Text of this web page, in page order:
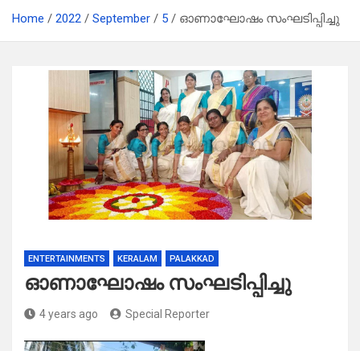
Home 2022 September 5 ഓണാഘോഷം സംഘടിപ്പിച്ചു
ENTERTAINMENTS KERALAM PALAKKAD
ഓണാഘോഷം സംഘടിപ്പിച്ചു
4 years ago Special Reporter